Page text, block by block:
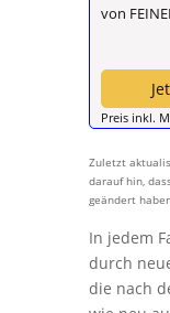
von
Preis inkl.
Zuletzt
darauf hin,
geändert
In jedem
durch
die nach